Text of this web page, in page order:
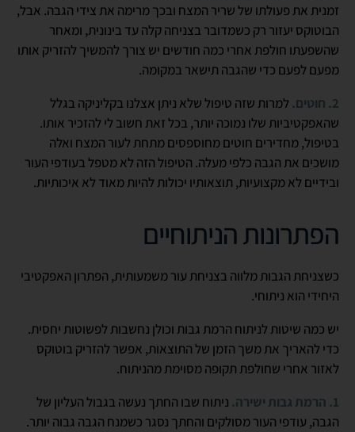
זמנית את פעולתו של שריר המצח ובכך מרימה את צידי הגבה. אבל,
הבוטוקס יעזור רק כשמדובר בצניחה קלה עד בינונית, ומאחר
שהשפעתו חולפת אחרי כמה חודשים יש צורך להמשיך להזריק אותו
מפעם לפעם כדי שהגבה תישאר במקומה.
2. חוטים.
למרות שזה טיפול שלא ניתן אצלנו בקליניקה בגלל
שהאפקטיביות שלו נמוכה יותר, בכל זאת חשוב לי להזכיר אותו.
בטיפול, מחדירים חוטים מחוספסים מתחת לעור המצח ואלה
מושכים את הגבה כלפי מעלה. הטיפול הזה לא מטפל בעודפי העור
ובידיים לא מקצועיות, תוצאותיו יכולות להיות מאוד לא איכותיות.
הפתרונות הניתוחיים
כשצניחת הגבות מלווה בצניחת עור משמעותית, הפתרון האפקטיבי
היחידי הוא ניתוחי.
יש כמה שיטות לניתוח הרמת גבות וכולן נחשבות לפשוטות יחסית.
כדי להאריך את משך הזמן של התוצאות, אפשר להזריק בוטוקס
לאזור אחרי שחולפת תקופה מסוימת מהניתוח.
1. הרמת גבות ישירה.
ניתוח שבו החתך נעשה בגבול העליון של
הגבה, עודפי העור מסולקים והחתך נסגר כשמנח הגבה גבוה יותר.